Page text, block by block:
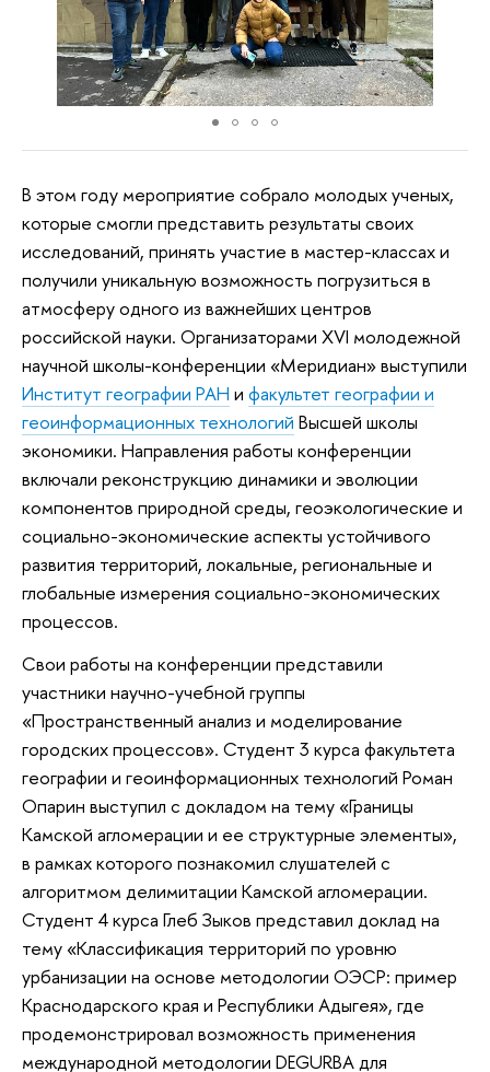
В этом году мероприятие собрало молодых ученых,
которые смогли представить результаты своих
исследований, принять участие в мастер-классах и
получили уникальную возможность погрузиться в
атмосферу одного из важнейших центров
российской науки. Организаторами XVI молодежной
научной школы-конференции «Меридиан» выступили
Институт географии РАН и факультет географии и
геоинформационных технологий Высшей школы
экономики. Направления работы конференции
включали реконструкцию динамики и эволюции
компонентов природной среды, геоэкологические и
социально-экономические аспекты устойчивого
развития территорий, локальные, региональные и
глобальные измерения социально-экономических
процессов.
Свои работы на конференции представили
участники научно-учебной группы
«Пространственный анализ и моделирование
городских процессов». Студент 3 курса факультета
географии и геоинформационных технологий Роман
Опарин выступил с докладом на тему «Границы
Камской агломерации и ее структурные элементы»,
в рамках которого познакомил слушателей с
алгоритмом делимитации Камской агломерации.
Студент 4 курса Глеб Зыков представил доклад на
тему «Классификация территорий по уровню
урбанизации на основе методологии ОЭСР: пример
Краснодарского края и Республики Адыгея», где
продемонстрировал возможность применения
международной методологии DEGURBA для